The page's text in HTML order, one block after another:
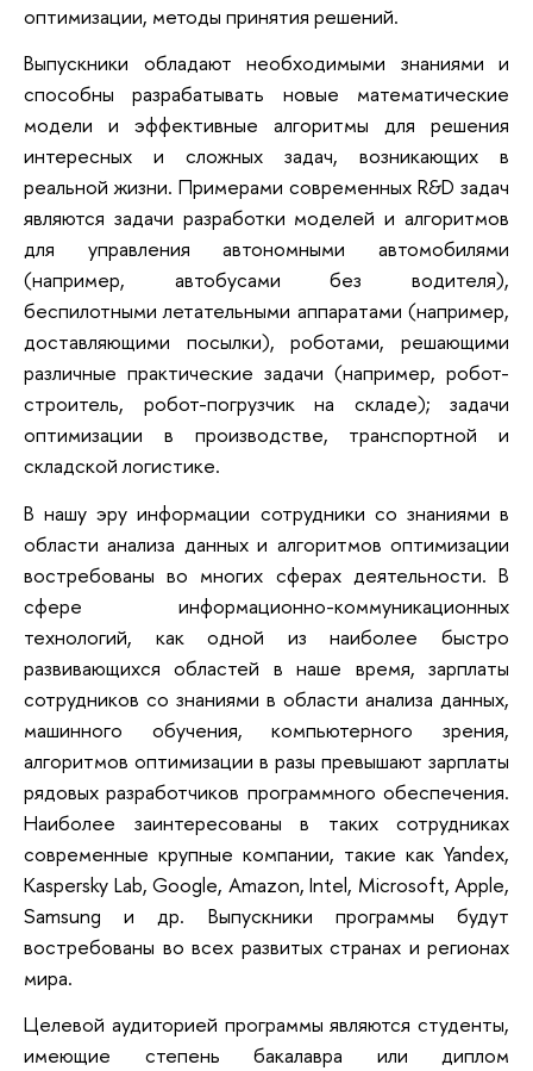
оптимизации, методы принятия решений.
Выпускники обладают необходимыми знаниями и
способны разрабатывать новые математические
модели и эффективные алгоритмы для решения
интересных и сложных задач, возникающих в
реальной жизни. Примерами современных R&D задач
являются задачи разработки моделей и алгоритмов
для управления автономными автомобилями
(например, автобусами без водителя),
беспилотными летательными аппаратами (например,
доставляющими посылки), роботами, решающими
различные практические задачи (например, робот-
строитель, робот-погрузчик на складе); задачи
оптимизации в производстве, транспортной и
складской логистике.
В нашу эру информации сотрудники со знаниями в
области анализа данных и алгоритмов оптимизации
востребованы во многих сферах деятельности. В
сфере информационно-коммуникационных
технологий, как одной из наиболее быстро
развивающихся областей в наше время, зарплаты
сотрудников со знаниями в области анализа данных,
машинного обучения, компьютерного зрения,
алгоритмов оптимизации в разы превышают зарплаты
рядовых разработчиков программного обеспечения.
Наиболее заинтересованы в таких сотрудниках
современные крупные компании, такие как Yandex,
Kaspersky Lab, Google, Amazon, Intel, Microsoft, Apple,
Samsung и др. Выпускники программы будут
востребованы во всех развитых странах и регионах
мира.
Целевой аудиторией программы являются студенты,
имеющие степень бакалавра или диплом